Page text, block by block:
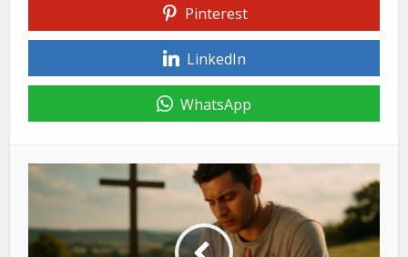
Pinterest
LinkedIn
WhatsApp